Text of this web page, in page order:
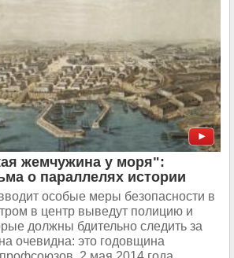
жемчужина у моря":
о параллелях истории
особые меры безопасности в
в центр выведут полицию и
должны бдительно следить за
очевидна: это годовщина